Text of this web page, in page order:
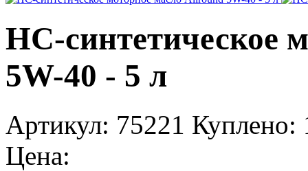
НС-синтетическое
5W-40 - 5 л
Артикул: 75221 Куплено:
Цена: